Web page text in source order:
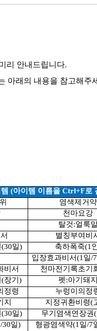
리 안내드립니다.
아래의 내용을 참고해주
(아이템 이름을Ctrl+F로
염색제거약
천마요강
탈것:얼룩
별칭부여비
(30일) 축하폭죽(1 인
입장효과비서(1 일/7
비서 천마전기록초기
(장기) 펫:아기돼지
정령 누렁이의정
지 지정귀환비령(
(30일) 무기염색연장권
/30일) 형광염색약(1 일/7